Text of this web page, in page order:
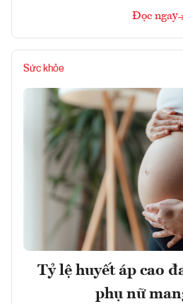
Đọc ngay
Sức khỏe
Tỷ lệ huyết áp cao
phụ nữ